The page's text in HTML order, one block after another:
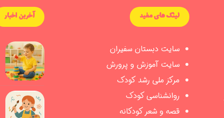
لینک های مفید
سایت دبستان سفیران
سایت آموزش و پرورش
مرکز ملی رشد کودک
روانشناسی کودک
قصه و شعر کودکانه
آخرین اخبار